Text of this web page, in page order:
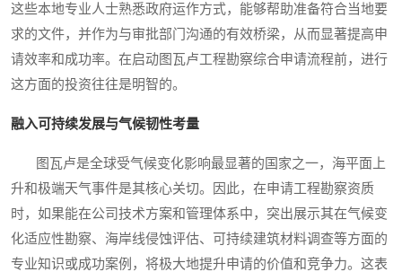
这些本地专业人士熟悉政府运作方式，能够帮助准备符合当地要
求的文件，并作为与审批部门沟通的有效桥梁，从而显著提高申
请效率和成功率。在启动图瓦卢工程勘察综合申请流程前，进行
这方面的投资往往是明智的。
融入可持续发展与气候韧性考量
图瓦卢是全球受气候变化影响最显著的国家之一，海平面上
升和极端天气事件是其核心关切。因此，在申请工程勘察资质
时，如果能在公司技术方案和管理体系中，突出展示其在气候变
化适应性勘察、海岸线侵蚀评估、可持续建筑材料调查等方面的
专业知识或成功案例，将极大地提升申请的价值和竞争力。这表